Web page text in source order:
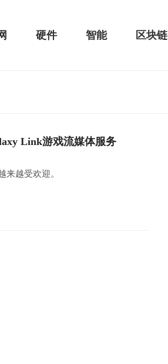
硬件 智能 区块链
Link游戏流媒体服务
来越受欢迎。
为MateBook 13 2020款评测：超值的2K触控全面